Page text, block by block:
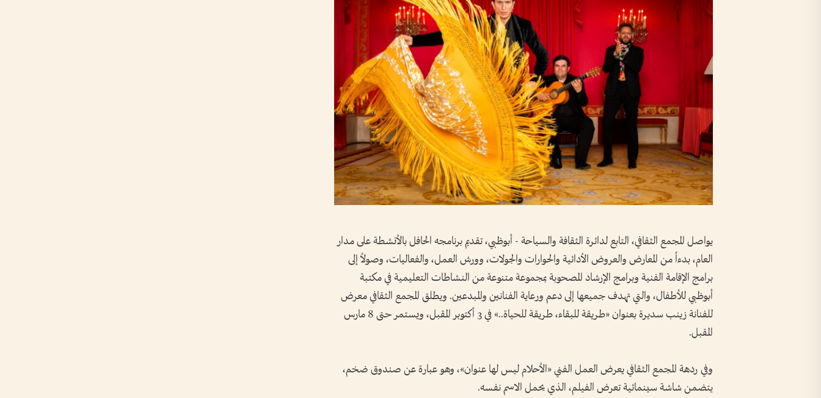
يواصل المجمع الثقافي، التابع لدائرة الثقافة والسياحة - أبوظبي، تقديم برنامجه الحافل بالأنشطة على مدار
العام، بدءاً من المعارض والعروض الأدائية والحوارات والجولات، وورش العمل، والفعاليات، وصولاً إلى
برامج الإقامة الفنية وبرامج الإرشاد المصحوبة بمجموعة متنوعة من النشاطات التعليمية في مكتبة
أبوظبي للأطفال، والتي تهدف جميعها إلى دعم ورعاية الفنانين والمبدعين. ويطلق المجمع الثقافي معرض
للفنانة زينب سديرة بعنوان «طريقة للبقاء، طريقة للحياة..» في 3 أكتوبر المقبل، ويستمر حتى 8 مارس
المقبل.
وفي ردهة المجمع الثقافي يعرض العمل الفني «الأحلام ليس لها عنوان»، وهو عبارة عن صندوق ضخم،
يتضمن شاشة سينمائية تعرض الفيلم، الذي يحمل الاسم نفسه.